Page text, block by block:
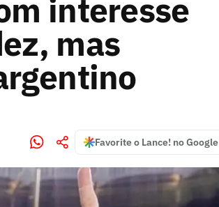
interesse
mas
Favorite o Lance! no Google